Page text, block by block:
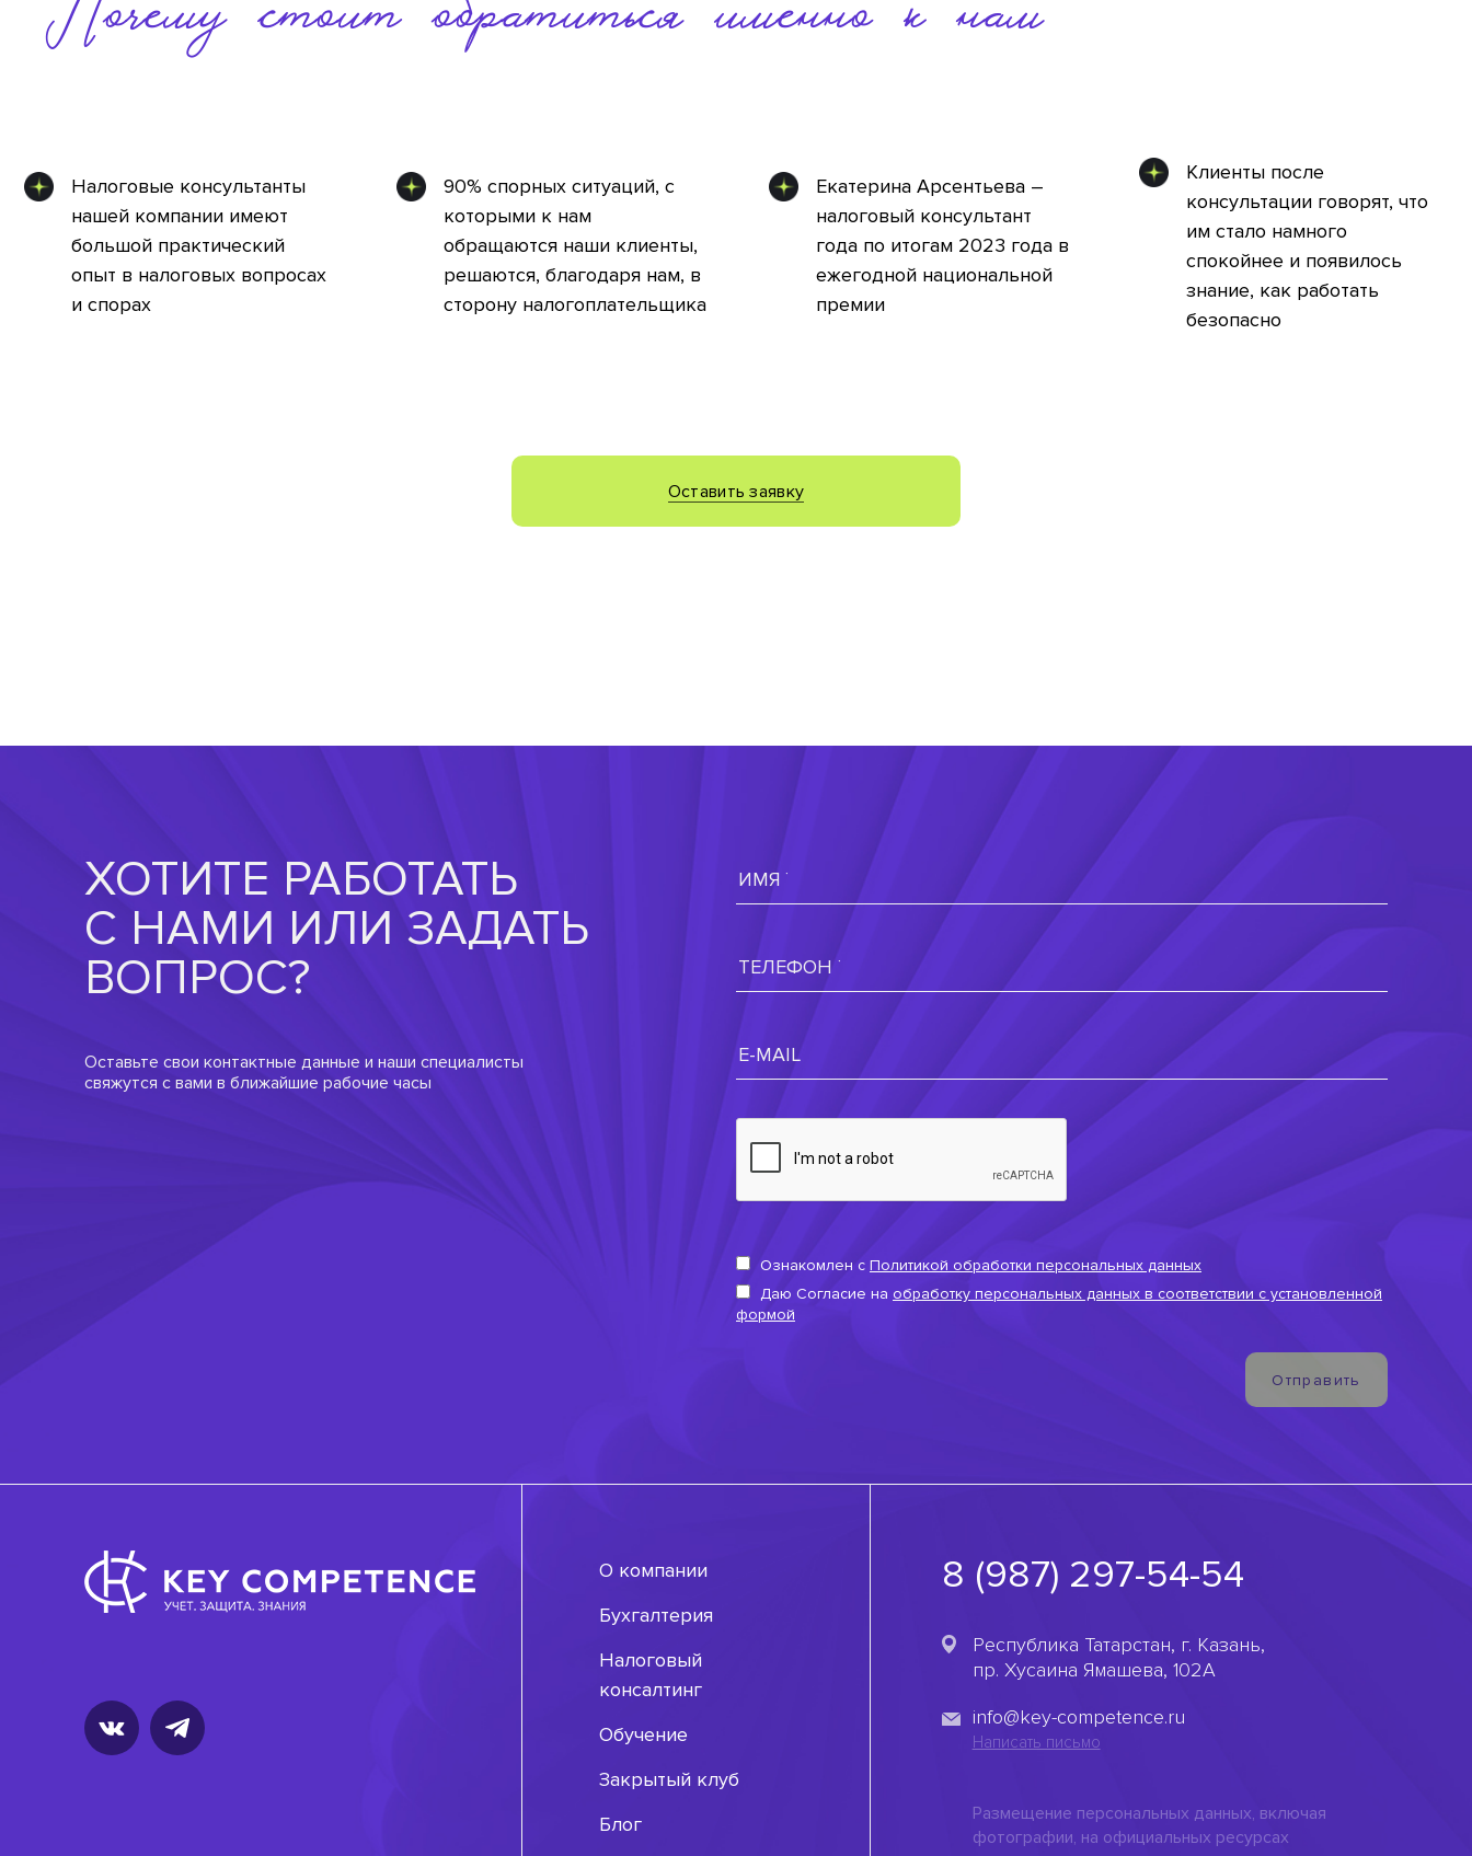
Налоговые консультанты
нашей компании имеют
большой практический
опыт в налоговых вопросах
и спорах
90% спорных ситуаций, с
которыми к нам
обращаются наши клиенты,
решаются, благодаря нам, в
сторону налогоплательщика
Екатерина Арсентьева –
налоговый консультант
года по итогам 2023 года в
ежегодной национальной
премии
Клиенты после
консультации говорят, что
им стало намного
спокойнее и появилось
знание, как работать
безопасно
Оставить заявку
ХОТИТЕ РАБОТАТЬ
С НАМИ ИЛИ ЗАДАТЬ
ВОПРОС?
Оставьте свои контактные данные и наши специалисты
свяжутся с вами в ближайшие рабочие часы
Ознакомлен с Политикой обработки персональных данных
Даю Согласие на обработку персональных данных в соответствии с установленной
формой
Отправить
О компании
Бухгалтерия
Налоговый
консалтинг
Обучение
Закрытый клуб
Блог
8 (987) 297-54-54
Республика Татарстан, г. Казань,
пр. Хусаина Ямашева, 102А
info@key-competence.ru
Написать письмо
Размещение персональных данных, включая
фотографии, на официальных ресурсах